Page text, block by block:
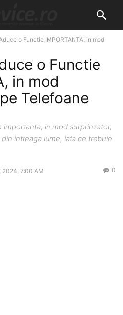
o Functie IMPORTANTA, in mod
o Functie
in mod
Telefoane
in mod surprinzator,
intreaga lume, iata ce trebuie
2024, 7:00 AM 0